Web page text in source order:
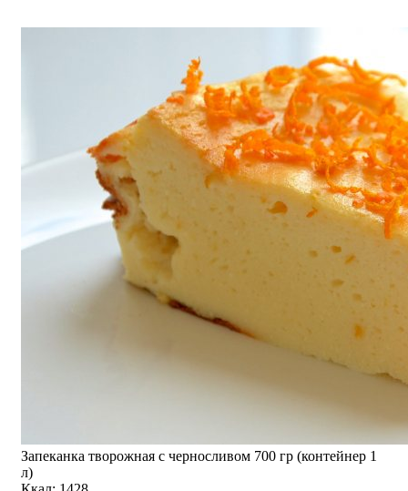
Запеканка творожная с черносливом 700 гр (контейнер 1
л)